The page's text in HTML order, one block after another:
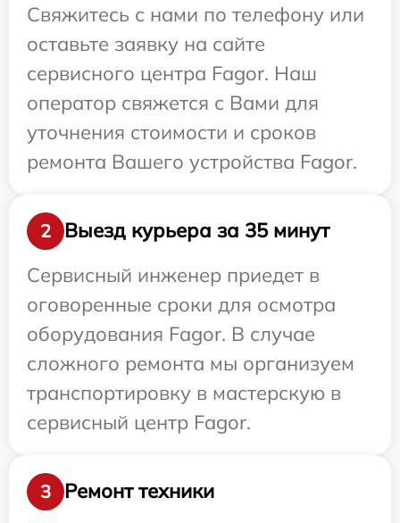
Свяжитесь с нами по телефону или
оставьте заявку на сайте
сервисного центра Fagor. Наш
оператор свяжется с Вами для
уточнения стоимости и сроков
ремонта Вашего устройства Fagor.
2
Выезд курьера за 35 минут
Сервисный инженер приедет в
оговоренные сроки для осмотра
оборудования Fagor. В случае
сложного ремонта мы организуем
транспортировку в мастерскую в
сервисный центр Fagor.
3
Ремонт техники